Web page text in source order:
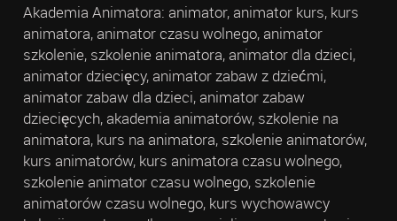
Akademia Animatora: animator, animator kurs, kurs
animatora, animator czasu wolnego, animator
szkolenie, szkolenie animatora, animator dla dzieci,
animator dziecięcy, animator zabaw z dziećmi,
animator zabaw dla dzieci, animator zabaw
dziecięcych, akademia animatorów, szkolenie na
animatora, kurs na animatora, szkolenie animatorów,
kurs animatorów, kurs animatora czasu wolnego,
szkolenie animator czasu wolnego, szkolenie
animatorów czasu wolnego, kurs wychowawcy